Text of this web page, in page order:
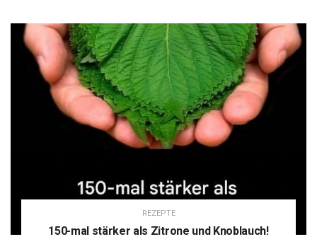
REZEPTE
150-mal stärker als Zitrone und Knoblauch!